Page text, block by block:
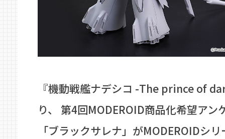
『機動戦艦ナデシコ -The prince of
り、 第4回MODEROID商品化希望アン
「ブラックサレナ」がMODEROIDシ